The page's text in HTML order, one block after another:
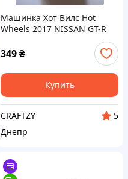
Машинка Хот Вилс Hot
Wheels 2017 NISSAN GT-R
349₴
Купить
CRAFTZY
5
Днепр